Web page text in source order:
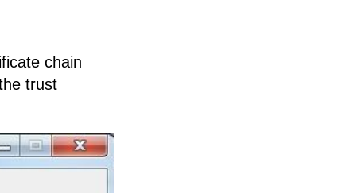
chain
trust